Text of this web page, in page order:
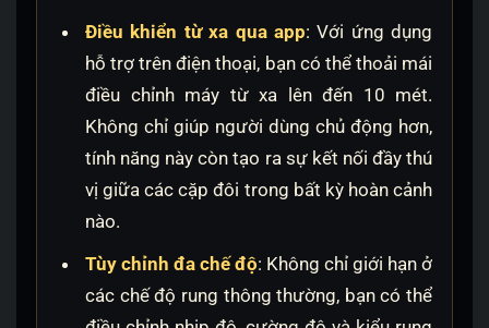
Điều khiển từ xa qua app: Với ứng dụng
hỗ trợ trên điện thoại, bạn có thể thoải mái
điều chỉnh máy từ xa lên đến 10 mét.
Không chỉ giúp người dùng chủ động hơn,
tính năng này còn tạo ra sự kết nối đầy thú
vị giữa các cặp đôi trong bất kỳ hoàn cảnh
nào.
Tùy chỉnh đa chế độ: Không chỉ giới hạn ở
các chế độ rung thông thường, bạn có thể